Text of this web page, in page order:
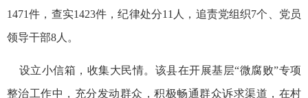
1471件，查实1423件，纪律处分11人，追责党组织7个、党员
领导干部8人。
设立小信箱，收集大民情。该县在开展基层“微腐败”专项
整治工作中，充分发动群众，积极畅通群众诉求渠道，在村